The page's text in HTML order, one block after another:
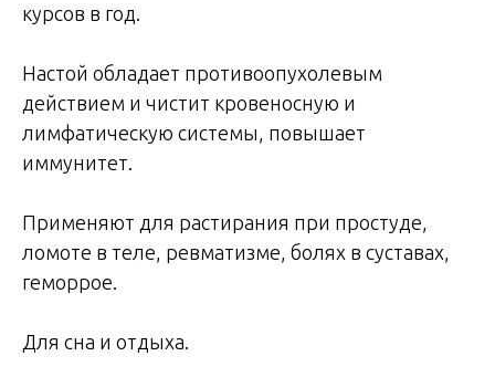
курсов в год.
Настой обладает противоопухолевым
действием и чистит кровеносную и
лимфатическую системы, повышает
иммунитет.
Применяют для растирания при простуде,
ломоте в теле, ревматизме, болях в суставах,
геморрое.
Для сна и отдыха.